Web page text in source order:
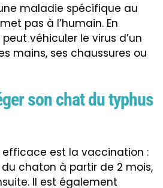
maladie spécifique au
pas à l’humain. En
véhiculer le virus d’un
mains, ses chaussures ou
son chat du typhus
efficace est la vaccination :
chaton à partir de 2 mois,
Il est également